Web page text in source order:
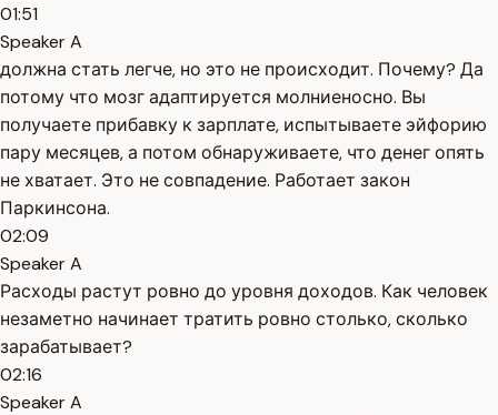
01:51
Speaker A
должна стать легче, но это не происходит. Почему? Да
потому что мозг адаптируется молниеносно. Вы
получаете прибавку к зарплате, испытываете эйфорию
пару месяцев, а потом обнаруживаете, что денег опять
не хватает. Это не совпадение. Работает закон
Паркинсона.
02:09
Speaker A
Расходы растут ровно до уровня доходов. Как человек
незаметно начинает тратить ровно столько, сколько
зарабатывает?
02:16
Speaker A